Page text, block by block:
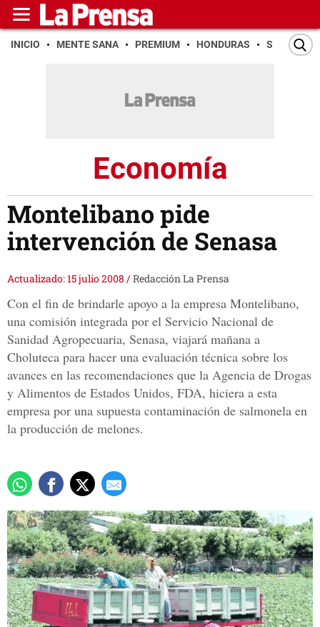
INICIO MENTE SANA PREMIUM HONDURAS SAN PEDRO
Economía
Montelibano pide
intervención de Senasa
Actualizado: 15 julio 2008 /Redacción La Prensa
Con el fin de brindarle apoyo a la empresa Montelibano,
una comisión integrada por el Servicio Nacional de
Sanidad Agropecuaria, Senasa, viajará mañana a
Choluteca para hacer una evaluación técnica sobre los
avances en las recomendaciones que la Agencia de Drogas
y Alimentos de Estados Unidos, FDA, hiciera a esta
empresa por una supuesta contaminación de salmonela en
la producción de melones.